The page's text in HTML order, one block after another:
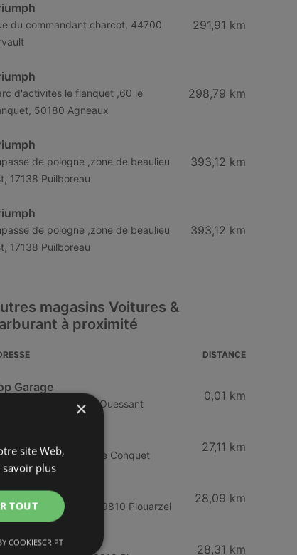
du commandant charcot, 44700
291,91 km
d'activites le flanquet ,60 le
50180 Agneaux
298,79 km
de pologne ,zone de beaulieu
17138 Puilboreau
393,12 km
de pologne ,zone de beaulieu
17138 Puilboreau
393,12 km
magasins Voitures &
à proximité
DISTANCE
Garage
Croix Rouge, 29242 Ouessant
0,01 km
de Brest, 29217 Le Conquet
27,11 km
U
dit Menez Crenn, 29810 Plouarzel
28,09 km
28,31 km
×
site Web,
savoir plus
TOUT
COOKIESCRIPT